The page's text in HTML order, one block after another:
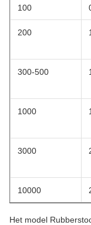
100
200
300-500
1000
3000
10000
Het model